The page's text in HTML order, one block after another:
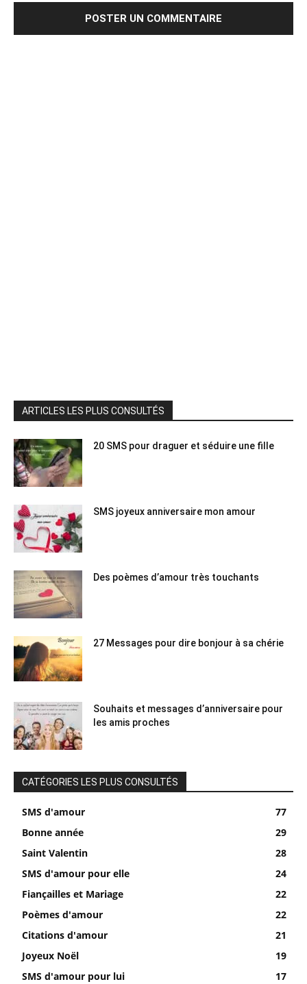
ARTICLES LES PLUS CONSULTÉS
20 SMS pour draguer et séduire une fille
SMS joyeux anniversaire mon amour
Des poèmes d’amour très touchants
27 Messages pour dire bonjour à sa chérie
Souhaits et messages d’anniversaire pour
les amis proches
CATÉGORIES LES PLUS CONSULTÉS
SMS d'amour
77
Bonne année
29
Saint Valentin
28
SMS d'amour pour elle
24
Fiançailles et Mariage
22
Poèmes d'amour
22
Citations d'amour
21
Joyeux Noël
19
SMS d'amour pour lui
17